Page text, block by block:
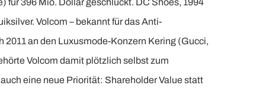
für 396 Mio. Dollar geschluckt. DC Shoes, 1994
Volcom – bekannt für das Anti-
2011 an den Luxusmode-Konzern Kering (Gucci,
Volcom damit plötzlich selbst zum
eine neue Priorität: Shareholder Value statt